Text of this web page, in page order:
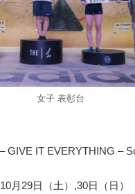
女子 表彰台
GIVE IT EVERYTHING –
月29日（土）,30日（日）